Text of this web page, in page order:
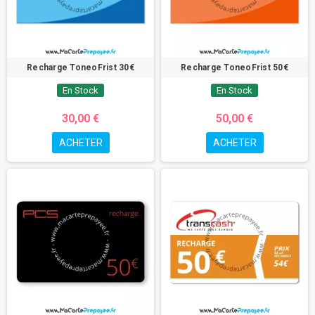
recharges pour cartes bancaires prépayéessont la clé pour
profiter pleinement de la flexibilité financière qu'offrent ces cartes. Que
comment fonctionnent les recharges, vous pouvez maximiser les
avantages des cartes bancaires prépayées dans votre vie quotidienne.
Recharge ToneoFrist 30€
En Stock
30,00 €
ACHETER
Recharge ToneoFrist 50€
En Stock
50,00 €
ACHETER